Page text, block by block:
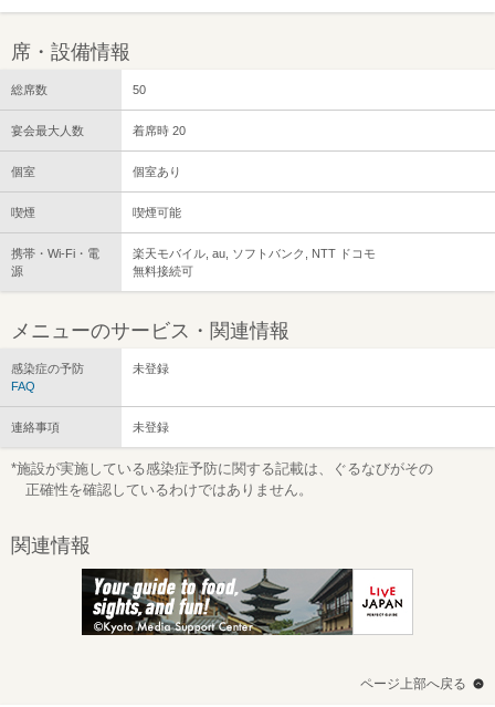
席・設備情報
総席数 50
宴会最大人数 着席時 20
個室 個室あり
喫煙 喫煙可能
携帯・Wi-Fi・電
源
楽天モバイル, au, ソフトバンク, NTT ドコモ
無料接続可
メニューのサービス・関連情報
感染症の予防
FAQ
未登録
連絡事項 未登録
*施設が実施している感染症予防に関する記載は、ぐるなびがその
正確性を確認しているわけではありません。
関連情報
ページ上部へ戻る